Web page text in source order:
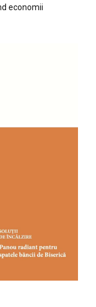
economii